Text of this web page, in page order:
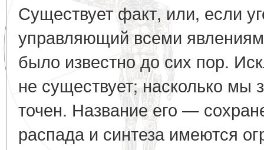
Существует факт, или, если
управляющий всеми
было известно до сих пор.
не существует; насколько мы
точен. Название его —
распада и синтеза имеются